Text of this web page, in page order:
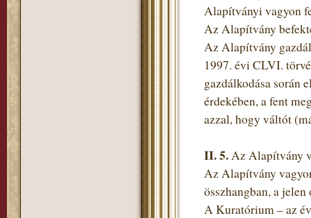
Alapítványi vagyon
Az Alapítvány
Az Alapítvány
1997. évi CLVI.
gazdálkodása során
érdekében, a fent
azzal, hogy váltót
II. 5.Az Alapítvány
Az Alapítvány
összhangban, a
A Kuratórium – az